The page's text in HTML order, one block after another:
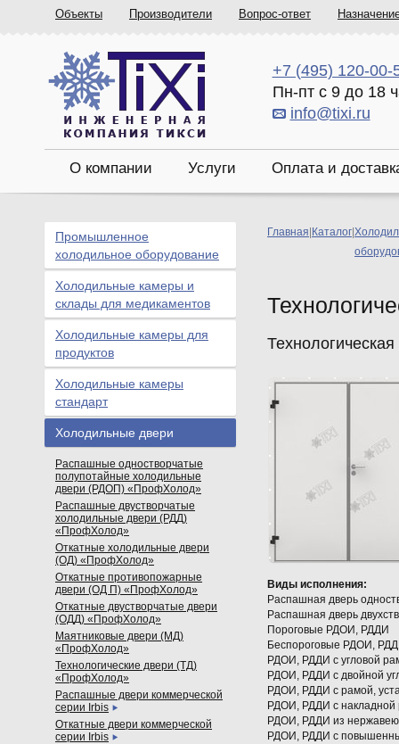
Объекты Производители Вопрос-ответ
+7 (495) 120-00-
Пн-пт с 9 до 18
info@tixi.ru
О компании Услуги Оплата и
Главная Каталог
Виды исполнения:
Распашная дверь
Распашная дверь
Пороговые РДОИ, РДДИ
Беспороговые РДОИ,
РДОИ, РДДИ с угловой
РДОИ, РДДИ с двойной
РДОИ, РДДИ с рамой,
РДОИ, РДДИ с накладной
РДОИ, РДДИ из
РДОИ, РДДИ с
Промышленное
холодильное оборудование
Холодильные камеры и
склады для медикаментов
Холодильные камеры для
продуктов
Холодильные камеры
стандарт
Холодильные двери
Распашные одностворчатые
полупотайные холодильные
двери (РДОП) «ПрофХолод»
Распашные двустворчатые
холодильные двери (РДД)
«ПрофХолод»
Откатные холодильные двери
(ОД) «ПрофХолод»
Откатные противопожарные
двери (ОД П) «ПрофХолод»
Откатные двустворчатые двери
(ОДД) «ПрофХолод»
Маятниковые двери (МД)
«ПрофХолод»
Технологические двери (ТД)
«ПрофХолод»
Распашные двери коммерческой
серии Irbis
Откатные двери коммерческой
серии Irbis